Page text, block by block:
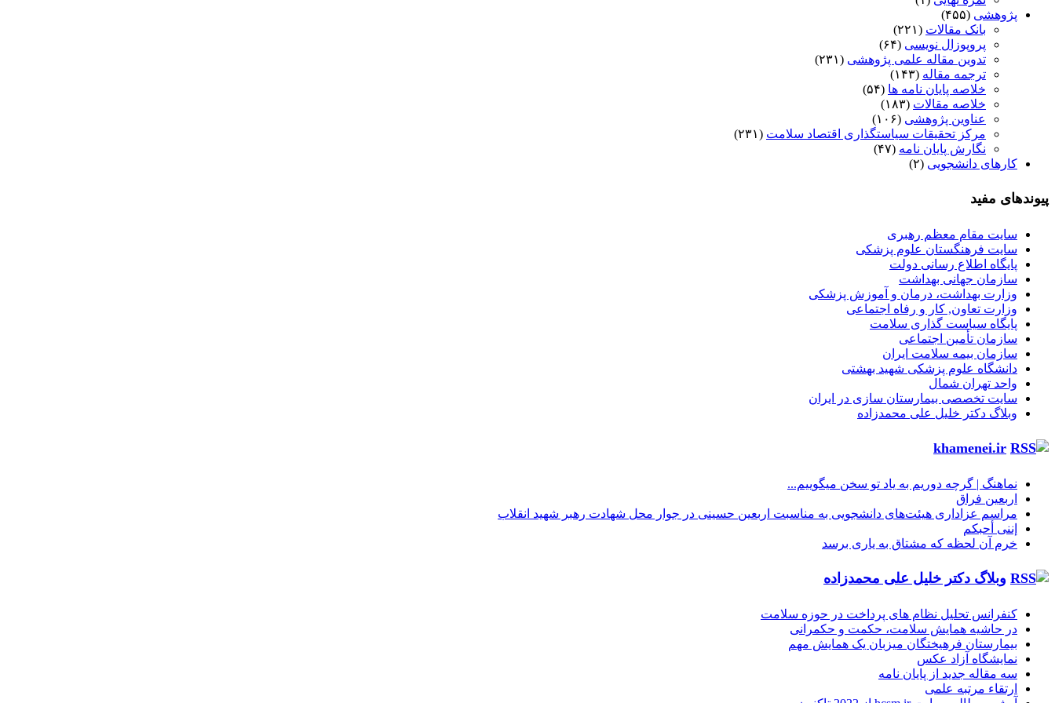
پژوهشی (۴۵۵)
بانک مقالات (۲۲۱)
پروپوزال نویسی (۶۴)
تدوین مقاله علمی پژوهشی (۲۳۱)
ترجمه مقاله (۱۴۳)
خلاصه پایان نامه ها (۵۴)
خلاصه مقالات (۱۸۳)
عناوین پژوهشی (۱۰۶)
مرکز تحقیقات سیاستگذاری اقتصاد سلامت (۲۳۱)
نگارش پایان نامه (۴۷)
کارهای دانشجویی (۲)
پیوندهای مفید
سایت مقام معظم رهبری
سایت فرهنگستان علوم پزشکی
پایگاه اطلاع رسانی دولت
سازمان جهانی بهداشت
وزارت بهداشت، درمان و آموزش پزشکی
وزارت تعاون, کار و رفاه اجتماعی
پایگاه سیاست گذاری سلامت
سازمان تأمین اجتماعی
سازمان بیمه سلامت ایران
دانشگاه علوم پزشکی شهید بهشتی
واحد تهران شمال
سایت تخصصی بیمارستان سازی در ایران
وبلاگ دکتر خلیل علی محمدزاده
khamenei.ir
نماهنگ |‌ گرچه دوریم به یاد تو سخن میگوییم...
اربعین فراق
مراسم عزاداری هیئت‌های دانشجویی به مناسبت اربعین حسینی در جوار محل شهادت رهبر شهید انقلاب
إننی أحبکم
خرم آن لحظه که مشتاق به یاری برسد
وبلاگ دکتر خلیل علی محمدزاده
کنفرانس تحلیل نظام های پرداخت در حوزه سلامت
در حاشیه همایش سلامت، حکمت و حکمرانی
بیمارستان فرهیختگان میزبان یک همایش مهم
نمایشگاه آزاد عکس
سه مقاله جدید از پایان نامه
ارتقاء مرتبه علمی